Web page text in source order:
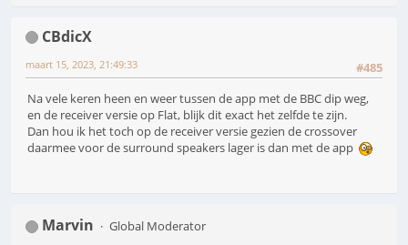
CBdicX
#485
maart 15, 2023, 21:49:33
Na vele keren heen en weer tussen de app met de BBC dip weg,
en de receiver versie op Flat, blijk dit exact het zelfde te zijn.
Dan hou ik het toch op de receiver versie gezien de crossover
daarmee voor de surround speakers lager is dan met de app
Marvin
Global Moderator